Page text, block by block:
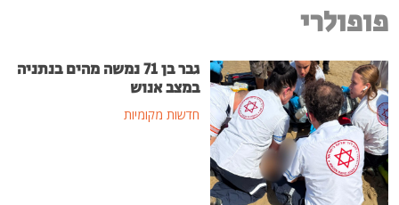
פופולרי
גבר בן 71 נמשה מהים בנתניה
במצב אנוש
חדשות מקומיות